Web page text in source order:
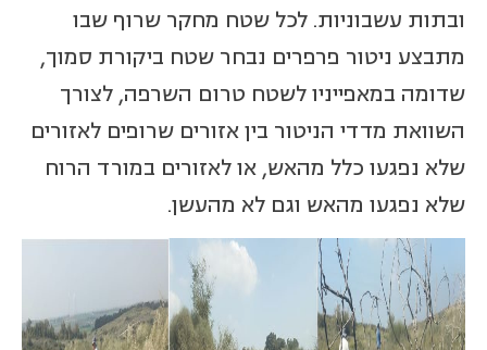
ובתות עשבוניות. לכל שטח מחקר שרוף שבו
מתבצע ניטור פרפרים נבחר שטח ביקורת סמוך,
שדומה במאפייניו לשטח טרום השרפה, לצורך
השוואת מדדי הניטור בין אזורים שרופים לאזורים
שלא נפגעו כלל מהאש, או לאזורים במורד הרוח
שלא נפגעו מהאש וגם לא מהעשן.